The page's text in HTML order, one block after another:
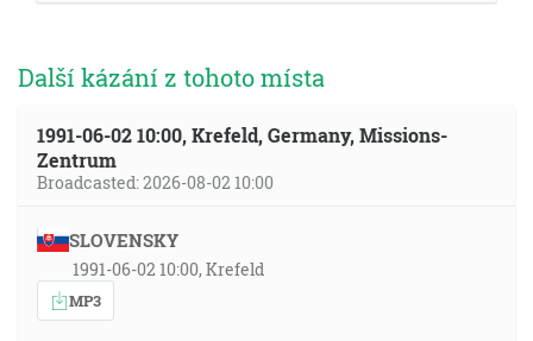
Další kázání z tohoto místa
1991-06-02 10:00, Krefeld, Germany, Missions-
Zentrum
Broadcasted: 2026-08-02 10:00
SLOVENSKY
1991-06-02 10:00, Krefeld
MP3